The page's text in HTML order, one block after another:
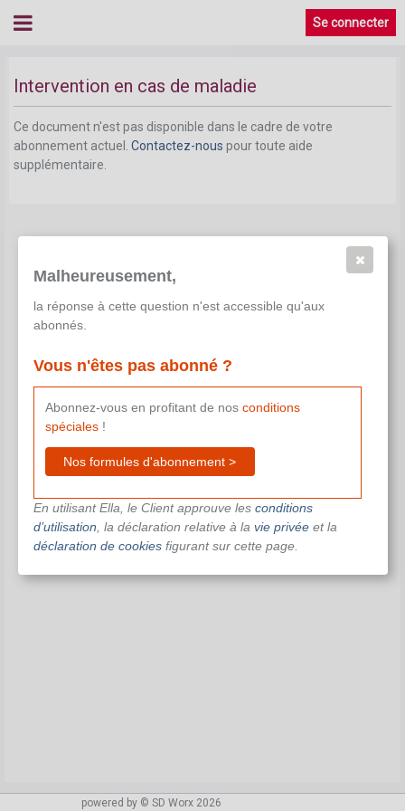
Se connecter
Intervention en cas de maladie
Ce document n'est pas disponible dans le cadre de votre
abonnement actuel. Contactez-nous pour toute aide
supplémentaire.
powered by © SD Worx 2026
Malheureusement,
la réponse à cette question n'est accessible qu'aux
abonnés.
Vous n'êtes pas abonné ?
Abonnez-vous en profitant de nos conditions
spéciales!
Nos formules d'abonnement >
En utilisant Ella, le Client approuve les conditions
d’utilisation , la déclaration relative à la vie privéeet la
déclaration de cookiesfigurant sur cette page.